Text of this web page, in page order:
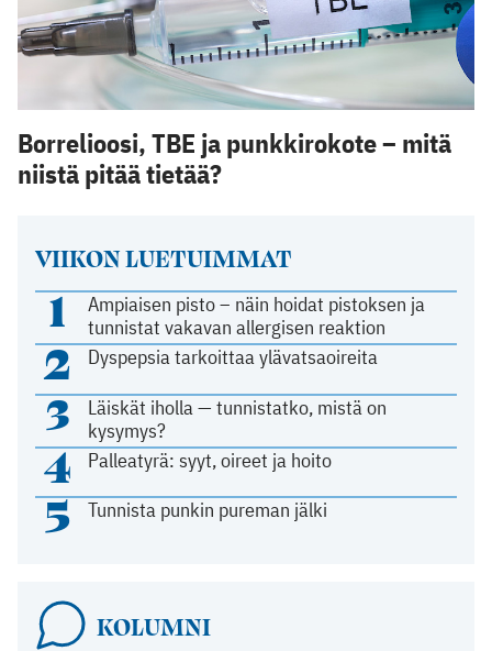
VIIKON LUETUIMMAT
1
Ampiaisen pisto – näin hoidat pistoksen ja
tunnistat vakavan allergisen reaktion
2 Dyspepsia tarkoittaa ylävatsaoireita
3
Läiskät iholla — tunnistatko, mistä on
kysymys?
4 Palleatyrä: syyt, oireet ja hoito
5 Tunnista punkin pureman jälki
KOLUMNI
Borrelioosi, TBE ja punkkirokote – mitä
niistä pitää tietää?